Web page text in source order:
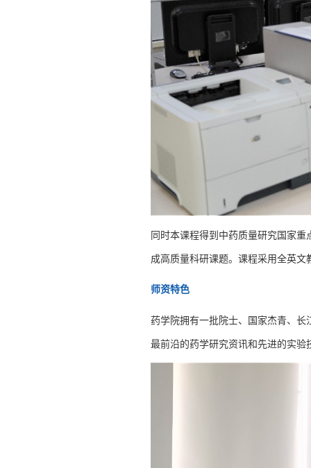
同时本课程得到中药质量研究国家
成高质量科研课题。课程采用全英
师资特色
药学院拥有一批院士、国家杰青、
最前沿的药学研究资讯和先进的实验